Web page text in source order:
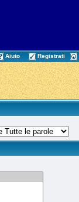
Aiuto Registrati